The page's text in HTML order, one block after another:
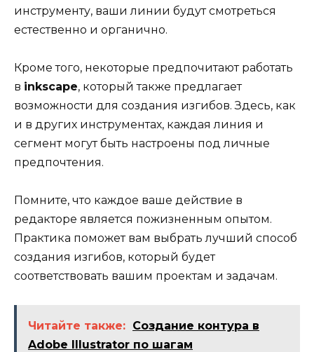
инструменту, ваши линии будут смотреться
естественно и органично.
Кроме того, некоторые предпочитают работать
в inkscape, который также предлагает
возможности для создания изгибов. Здесь, как
и в других инструментах, каждая линия и
сегмент могут быть настроены под личные
предпочтения.
Помните, что каждое ваше действие в
редакторе является пожизненным опытом.
Практика поможет вам выбрать лучший способ
создания изгибов, который будет
соответствовать вашим проектам и задачам.
Читайте также: Создание контура в
Adobe Illustrator по шагам